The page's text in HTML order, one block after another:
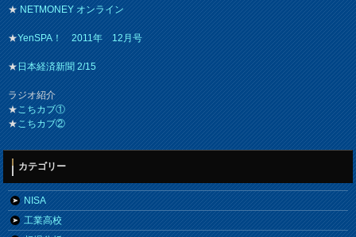
★NETMONEY オンライン
★YenSPA！ 2011年 12月号
★日本経済新聞 2/15
ラジオ紹介
★こちカブ①
★こちカブ②
カテゴリー
NISA
工業高校